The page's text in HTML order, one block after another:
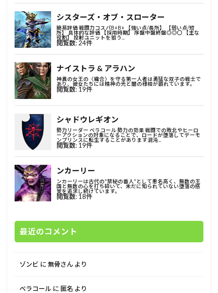
最近のコメント
ゾンビ に 無骨さん より
ベラコール に 匿名 より